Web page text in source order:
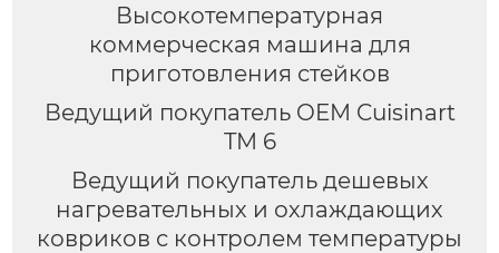
Высокотемпературная
коммерческая машина для
приготовления стейков
Ведущий покупатель OEM Cuisinart
TM 6
Ведущий покупатель дешевых
нагревательных и охлаждающих
ковриков с контролем температуры